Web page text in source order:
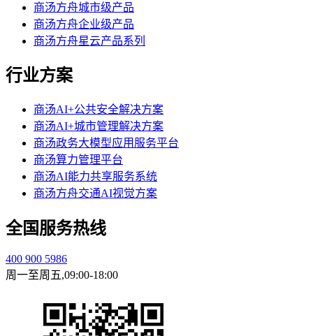
商汤方舟城市级产品
商汤方舟企业级产品
商汤方舟星云产品系列
行业方案
商汤AI+公共安全解决方案
商汤AI+城市管理解决方案
商汤政务大模型应用服务平台
商汤算力管理平台
商汤AI能力共享服务系统
商汤方舟交通AI视觉方案
全国服务热线
400 900 5986
周一至周五,09:00-18:00